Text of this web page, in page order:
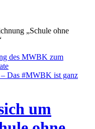
„Schule ohne
des MWBK zum
– Das #MWBK ist ganz
um